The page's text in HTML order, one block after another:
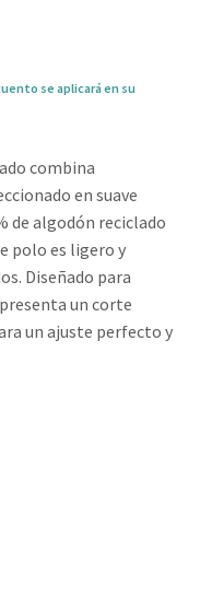
se aplicará en su
combina
en suave
de algodón reciclado
polo es ligero y
Diseñado para
un corte
un ajuste perfecto y